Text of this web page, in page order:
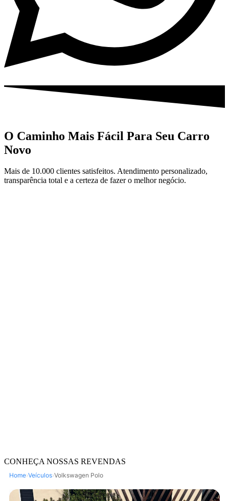
O Caminho Mais Fácil Para Seu Carro
Novo
Mais de 10.000 clientes satisfeitos. Atendimento personalizado,
transparência total e a certeza de fazer o melhor negócio.
CONHEÇA NOSSAS REVENDAS
Home›Veículos›Volkswagen Polo